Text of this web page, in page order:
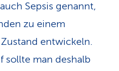
e
Sepsis genannt,
zu einem
entwickeln.
sollte man deshalb